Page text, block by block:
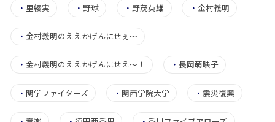
・ 里綾実 ・野球 ・野茂英雄 ・ 金村義明
・ 金村義明のええかげんにせぇ〜
・ 金村義明のええかげんにせえ～！ ・長岡萌映子
・ 関学ファイターズ ・関西学院大学 ・ 震災復興